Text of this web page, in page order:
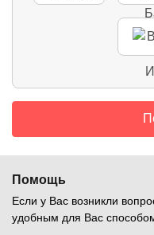
Помощь
Если у Вас возникли
удобным для Вас